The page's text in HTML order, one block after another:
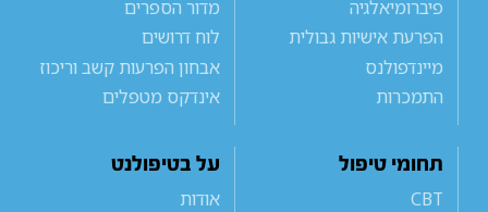
פיברומיאלגיה
הפרעת אישיות גבולית
מיינדפולנס
התמכרות
מדור הספרים
לוח דרושים
אבחון הפרעות קשב וריכוז
אינדקס מטפלים
תחומי טיפול
CBT
על בטיפולנט
אודות